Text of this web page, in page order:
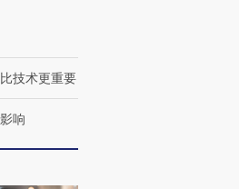
7万
3种
视线｜被称为“蟑螂”的印
技术更重要
响